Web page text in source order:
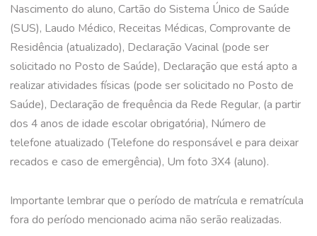
Nascimento do aluno, Cartão do Sistema Único de Saúde
(SUS), Laudo Médico, Receitas Médicas, Comprovante de
Residência (atualizado), Declaração Vacinal (pode ser
solicitado no Posto de Saúde), Declaração que está apto a
realizar atividades físicas (pode ser solicitado no Posto de
Saúde), Declaração de frequência da Rede Regular, (a partir
dos 4 anos de idade escolar obrigatória), Número de
telefone atualizado (Telefone do responsável e para deixar
recados e caso de emergência), Um foto 3X4 (aluno).
Importante lembrar que o período de matrícula e rematrícula
fora do período mencionado acima não serão realizadas.